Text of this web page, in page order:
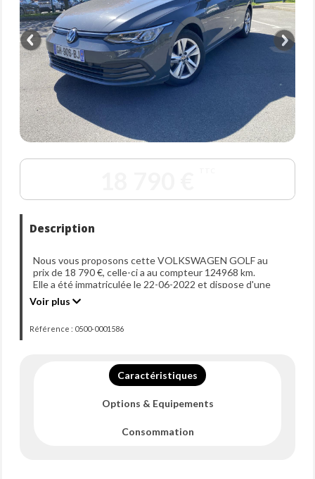
Description
Nous vous proposons cette VOLKSWAGEN GOLF au
prix de 18 790 €, celle-ci a au compteur 124968 km.
Elle a été immatriculée le 22-06-2022 et dispose d'une
puissance de 150ch din.
Voir plus
Référence : 0500-0001586
Caractéristiques
Options & Equipements
Consommation